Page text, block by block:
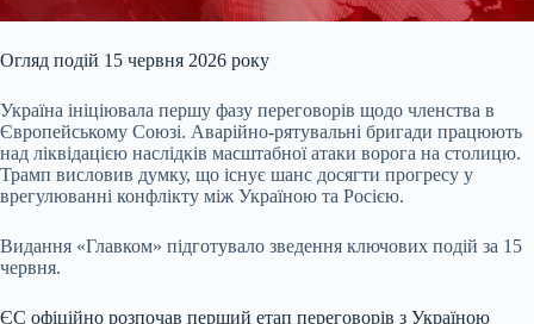
Огляд подій 15 червня 2026 року
Україна ініціювала першу фазу переговорів щодо членства в
Європейському Союзі. Аварійно-рятувальні бригади працюють
над ліквідацією наслідків масштабної атаки ворога на столицю.
Трамп висловив думку, що існує шанс досягти прогресу у
врегулюванні конфлікту між Україною та Росією.
Видання «Главком» підготувало зведення ключових подій за 15
червня.
ЄС офіційно розпочав перший етап переговорів з Україною